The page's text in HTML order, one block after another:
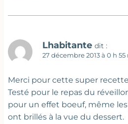
Lhabitante dit :
27 décembre 2013 à 0 h
Merci pour cette super
Testé pour le repas du
pour un effet boeuf, même
ont brillés à la vue du dessert.